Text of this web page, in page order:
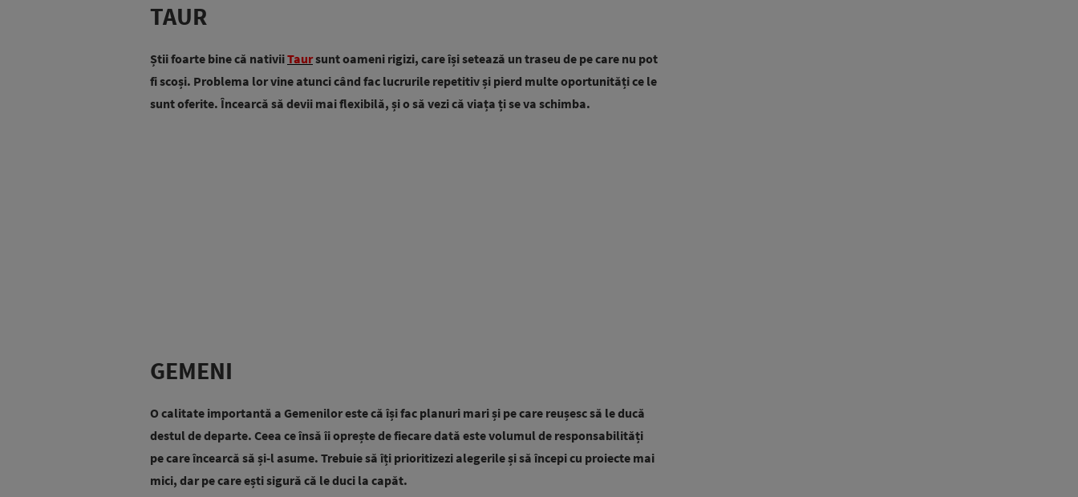
TAUR
Știi foarte bine că nativiiTaursunt oameni rigizi, care își setează un traseu de pe care nu pot
fi scoși. Problema lor vine atunci când fac lucrurile repetitiv și pierd multe oportunități ce le
sunt oferite. Încearcă să devii mai flexibilă, și o să vezi că viața ți se va schimba.
GEMENI
O calitate importantă a Gemenilor este că își fac planuri mari și pe care reușesc să le ducă
destul de departe. Ceea ce însă îi oprește de fiecare dată este volumul de responsabilități
pe care încearcă să și-l asume. Trebuie să îți prioritizezi alegerile și să începi cu proiecte mai
mici, dar pe care ești sigură că le duci la capăt.